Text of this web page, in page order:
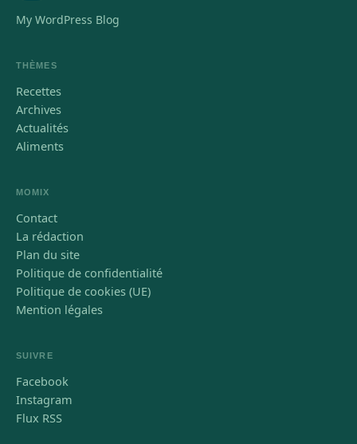
My WordPress Blog
THÈMES
Recettes
Archives
Actualités
Aliments
MOMIX
Contact
La rédaction
Plan du site
Politique de confidentialité
Politique de cookies (UE)
Mention légales
SUIVRE
Facebook
Instagram
Flux RSS